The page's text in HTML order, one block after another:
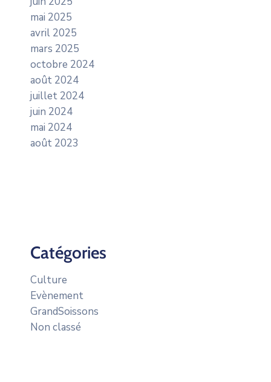
mai 2025
avril 2025
mars 2025
octobre 2024
août 2024
juillet 2024
juin 2024
mai 2024
août 2023
Catégories
Culture
Evènement
GrandSoissons
Non classé